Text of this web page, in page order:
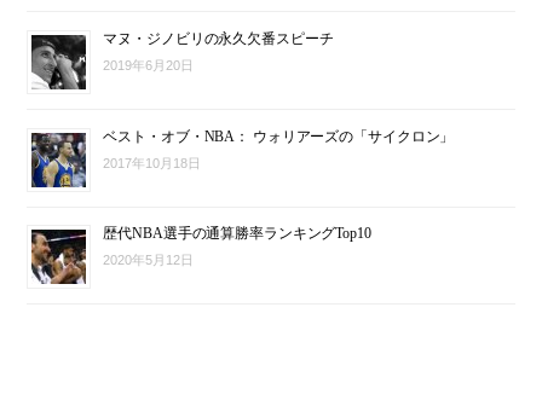
マヌ・ジノビリの永久欠番スピーチ
2019年6月20日
ベスト・オブ・NBA： ウォリアーズの「サイクロン」
2017年10月18日
歴代NBA選手の通算勝率ランキングTop10
2020年5月12日